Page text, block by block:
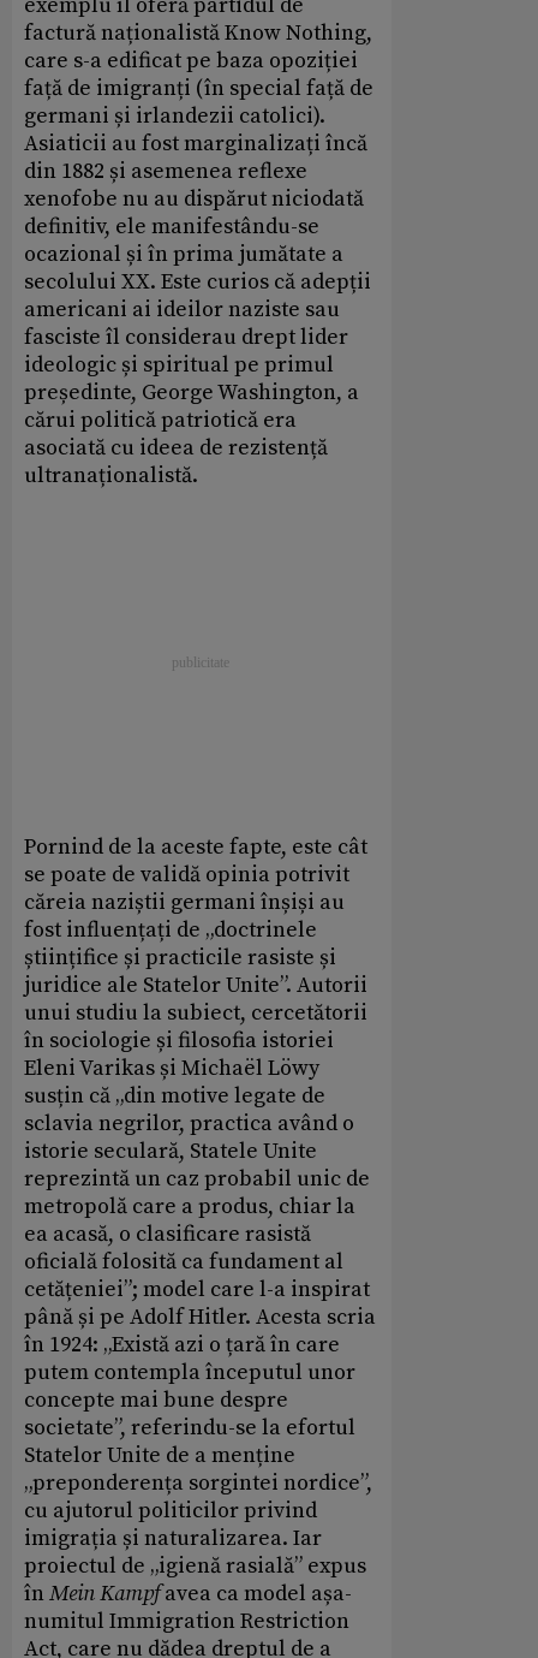
factură naționalistă Know Nothing,
care s-a edificat pe baza opoziției
față de imigranți (în special față de
germani și irlandezii catolici).
Asiaticii au fost marginalizați încă
din 1882 și asemenea reflexe
xenofobe nu au dispărut niciodată
definitiv, ele manifestându-se
ocazional și în prima jumătate a
secolului XX. Este curios că adepții
americani ai ideilor naziste sau
fasciste îl considerau drept lider
ideologic și spiritual pe primul
președinte, George Washington, a
cărui politică patriotică era
asociată cu ideea de rezistență
ultranaționalistă.
Pornind de la aceste fapte, este cât
se poate de validă opinia potrivit
căreia naziștii germani înșiși au
fost influențați de „doctrinele
științifice și practicile rasiste și
juridice ale Statelor Unite”. Autorii
unui studiu la subiect, cercetătorii
în sociologie și filosofia istoriei
Eleni Varikas și Michaël Löwy
susțin că „din motive legate de
sclavia negrilor, practica având o
istorie seculară, Statele Unite
reprezintă un caz probabil unic de
metropolă care a produs, chiar la
ea acasă, o clasificare rasistă
oficială folosită ca fundament al
cetățeniei”; model care l-a inspirat
până și pe Adolf Hitler. Acesta scria
în 1924: „Există azi o țară în care
putem contempla începutul unor
concepte mai bune despre
societate”, referindu-se la efortul
Statelor Unite de a menține
„preponderența sorgintei nordice”,
cu ajutorul politicilor privind
imigrația și naturalizarea. Iar
proiectul de „igienă rasială” expus
înMein Kampfavea ca model așa-
numitul Immigration Restriction
Act, care nu dădea dreptul de a